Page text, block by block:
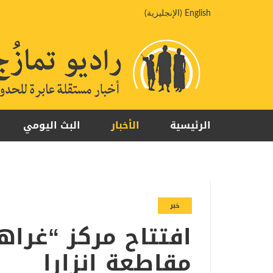
English
( الإنجليزية)
الرئيسية الأخبار البث اليومي
خبر
افتتاح مركز
مقاطعة انزارا